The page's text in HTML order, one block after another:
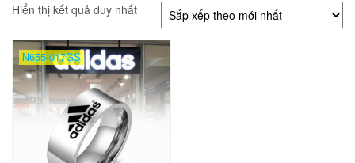
Hiển thị kết quả duy nhất
N655-017GS